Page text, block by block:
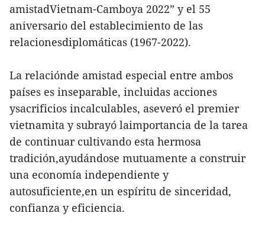
amistadVietnam-Camboya 2022” y el 55
aniversario del establecimiento de las
relacionesdiplomáticas (1967-2022).
La relaciónde amistad especial entre ambos
países es inseparable, incluidas acciones
ysacrificios incalculables, aseveró el premier
vietnamita y subrayó laimportancia de la tarea
de continuar cultivando esta hermosa
tradición,ayudándose mutuamente a construir
una economía independiente y
autosuficiente,en un espíritu de sinceridad,
confianza y eficiencia.